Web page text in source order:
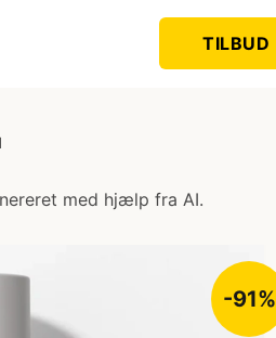
TILBUD
med hjælp fra AI.
-91%